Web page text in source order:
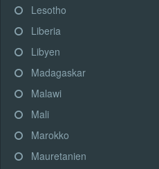
Lesotho
Liberia
Libyen
Madagaskar
Malawi
Mali
Marokko
Mauretanien